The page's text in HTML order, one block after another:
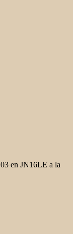
en JN16LE a la